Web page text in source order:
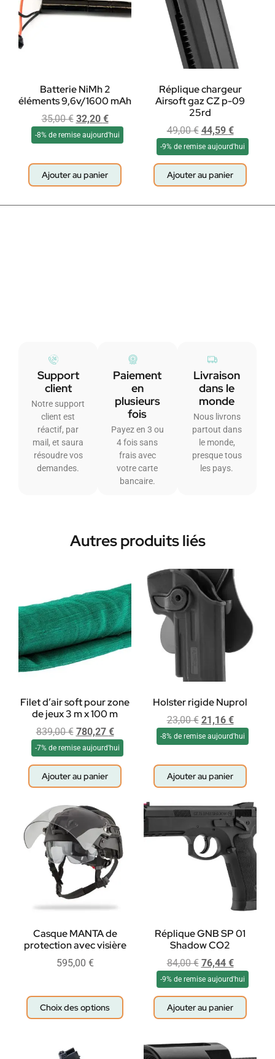
Batterie NiMh 2
éléments 9,6v/1600 mAh
35,00€ 32,20 €
-8% de remise aujourd'hui
Ajouter au panier
Réplique chargeur
Airsoft gaz CZ p-09
25rd
49,00€ 44,59 €
-9% de remise aujourd'hui
Ajouter au panier
Support
client
Notre support
client est
réactif, par
mail, et saura
résoudre vos
demandes.
Paiement
en
plusieurs
fois
Payez en 3 ou
4 fois sans
frais avec
votre carte
bancaire.
Livraison
dans le
monde
Nous livrons
partout dans
le monde,
presque tous
les pays.
Autres produits liés
Filet d’air soft pour zone
de jeux 3 m x 100 m
839,00€ 780,27 €
-7% de remise aujourd'hui
Ajouter au panier
Holster rigide Nuprol
23,00€ 21,16 €
-8% de remise aujourd'hui
Ajouter au panier
Casque MANTA de
protection avec visière
595,00 €
Choix des options
Réplique GNB SP 01
Shadow CO2
84,00€ 76,44 €
-9% de remise aujourd'hui
Ajouter au panier